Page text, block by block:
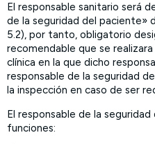
El responsable sanitario será
de la seguridad del paciente»
5.2), por tanto, obligatorio
recomendable que se
clínica en la que dicho
responsable de la seguridad
la inspección en caso de ser
El responsable de la
funciones: